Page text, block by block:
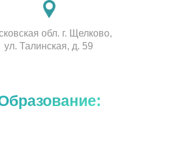
обл. г. Щелково,
ул. Талинская, д. 59